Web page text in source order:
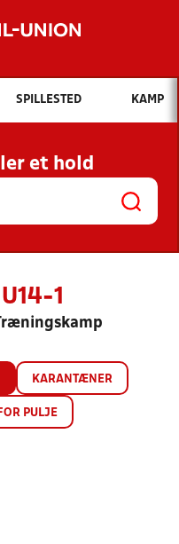
Hvad vil du søge efter?
OG NYHEDER
KLUBBER OG
SPILLESTED KAMP
et hold
1
KARANTÆNER
PULJE